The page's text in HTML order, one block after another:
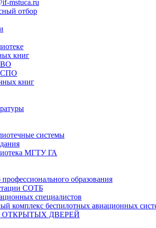
mstuca.ru
отбор
книг
ВО
СПО
книг
системы
МГТУ ГА
образования
СОТБ
специалистов
комплекс беспилотных авиационных
ДВЕРЕЙ